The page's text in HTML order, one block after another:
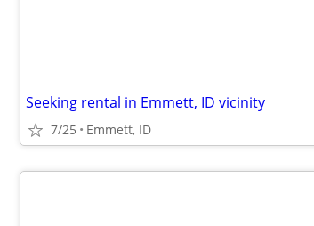
Seeking rental in Emmett, ID vicinity
7/25 Emmett, ID